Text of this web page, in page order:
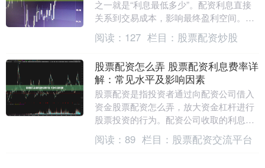
之一就是“利息最低多少”。配资利息直接
关系到交易成本，影响最终盈利空间。本
文将详细解析股票配资利息的构成、行业
最低水平以及选....
阅读： 127 栏目： 股票配资炒股
股票配资怎么弄 股票配资利息费率详
解：常见水平及影响因素
股票配资是指投资者通过向配资公司借入
资金股票配资怎么弄，放大资金杠杆进行
股票投资的行为。配资公司收取的利息费
用是配资业务的重要组成部分。 * 填写配
资申请表，提....
阅读： 89 栏目： 股票配资交流平台